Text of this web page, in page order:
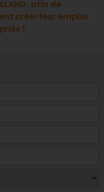
afin de
créer leur emploi
!